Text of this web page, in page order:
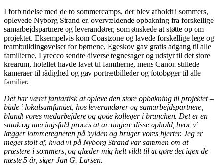
I forbindelse med de to sommercamps, der blev afholdt i sommers,
oplevede Nyborg Strand en overvældende opbakning fra forskellige
samarbejdspartnere og leverandører, som ønskede at støtte op om
projektet. Eksempelvis kom Coastzone og lavede forskellige lege og
teambuildingøvelser for børnene, Egeskov gav gratis adgang til alle
familierne, Lyrecco sendte diverse tegnesager og udstyr til det store
krearum, hotellet havde lavet til familierne, mens Canon stillede
kameraer til rådighed og gav portrætbilleder og fotobøger til alle
familier.
Det har været fantastisk at opleve den store opbakning til projektet –
både i lokalsamfundet, hos leverandører og samarbejdspartnere,
blandt vores medarbejdere og gode kolleger i branchen. Det er en
smuk og meningsfuld proces at arrangere disse ophold, hvor vi
lægger lommeregneren på hylden og bruger vores hjerter. Jeg er
meget stolt af, hvad vi på Nyborg Strand var sammen om at
præstere i sommers, og glæder mig helt vildt til at gøre det igen de
næste 5 år, siger Jan G. Larsen.